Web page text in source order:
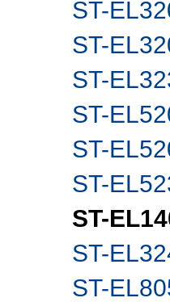
ST-
ST-
ST-
ST-
ST-
ST-
ST-
ST-
ST-